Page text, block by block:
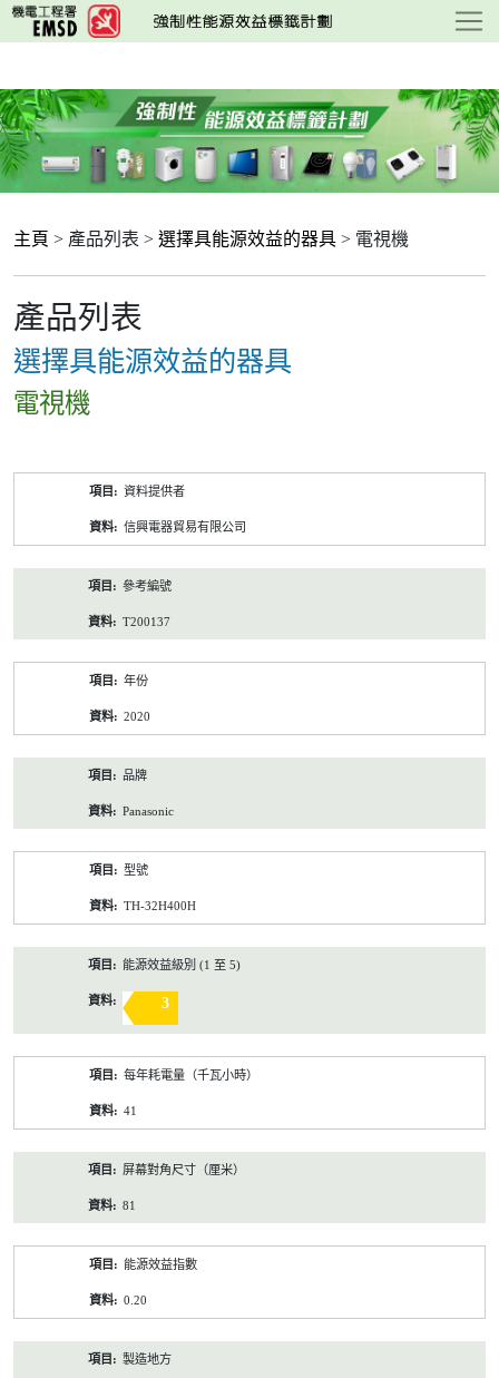
跳
至
要
內
容
主頁 > 產品列表 > 選擇具能源效益的器具 > 電視機
產品列表
選擇具能源效益的器具
電視機
資料提供者
信興電器貿易有限公司
參考編號
T200137
年份
2020
品牌
Panasonic
型號
TH-32H400H
能源效益級別 (1 至 5)
3
每年耗電量（千瓦小時）
41
屏幕對角尺寸（厘米）
81
能源效益指數
0.20
製造地方